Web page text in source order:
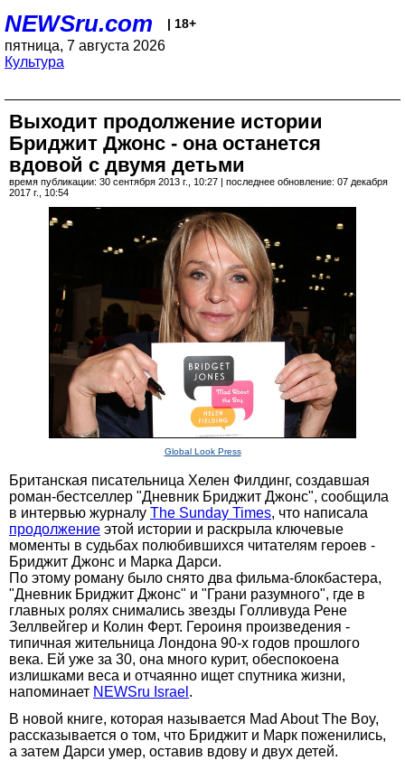
NEWSru.com | 18+
пятница, 7 августа 2026
Культура
Выходит продолжение истории
Бриджит Джонс - она останется
вдовой с двумя детьми
время публикации: 30 сентября 2013 г., 10:27 | последнее обновление: 07 декабря
2017 г., 10:54
Global Look Press
Британская писательница Хелен Филдинг, создавшая
роман-бестселлер "Дневник Бриджит Джонс", сообщила
в интервью журналу Тhe Sunday Times, что написала
продолжение этой истории и раскрыла ключевые
моменты в судьбах полюбившихся читателям героев -
Бриджит Джонс и Марка Дарси.
По этому роману было снято два фильма-блокбастера,
"Дневник Бриджит Джонс" и "Грани разумного", где в
главных ролях снимались звезды Голливуда Рене
Зеллвейгер и Колин Ферт. Героиня произведения -
типичная жительница Лондона 90-х годов прошлого
века. Ей уже за 30, она много курит, обеспокоена
излишками веса и отчаянно ищет спутника жизни,
напоминает NEWSru Israel .
В новой книге, которая называется Mad About The Boy,
рассказывается о том, что Бриджит и Марк поженились,
а затем Дарси умер, оставив вдову и двух детей.